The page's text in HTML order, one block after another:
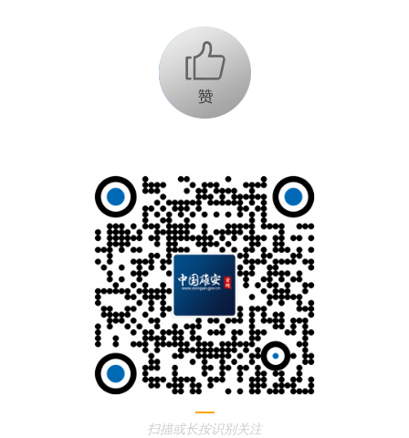
+1
扫描或长按识别关注